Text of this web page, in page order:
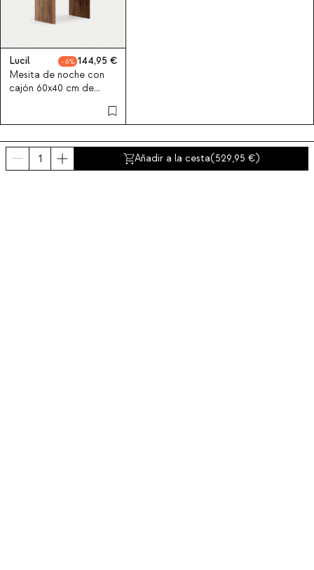
Añadir a la cesta(529,95 )
Lucil 6
144,95
Mesita de noche con
cajón 60x40 cm de